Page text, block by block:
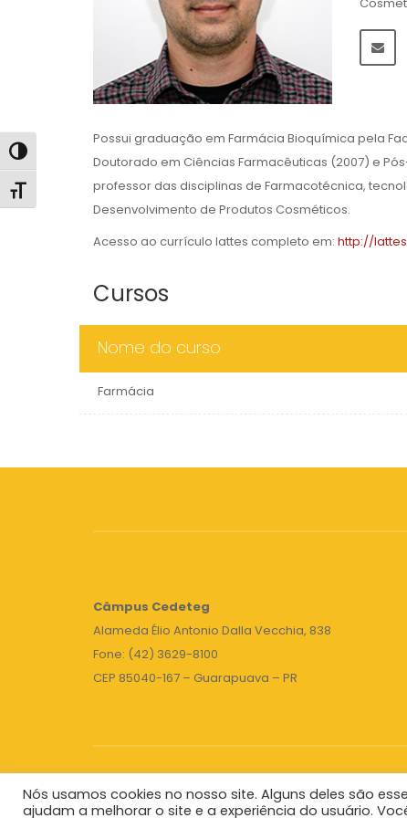
Alternar alto contraste
Alternar tamanho da fonte
Possui graduação em Farmácia Bioquímica pela
Doutorado em Ciências Farmacêuticas (2007) e
professor das disciplinas de Farmacotécnica,
Desenvolvimento de Produtos Cosméticos.
Acesso ao currículo lattes completo em: http://
Cursos
Nome do curso
Farmácia
Câmpus Cedeteg
Alameda Élio Antonio Dalla Vecchia, 838
Fone: (42) 3629-8100
CEP 85040-167 – Guarapuava – PR
Unicentro |Governo do Paraná|Seti|Agenda do
Nós usamos cookies no nosso site. Alguns deles são
ajudam a melhorar o site e a experiência do usuário.